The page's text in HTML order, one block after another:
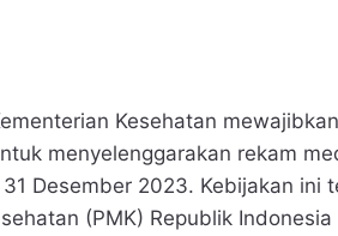
Kesehatan
menyelenggarakan rekam
Desember 2023. Kebijakan ini
(PMK) Republik